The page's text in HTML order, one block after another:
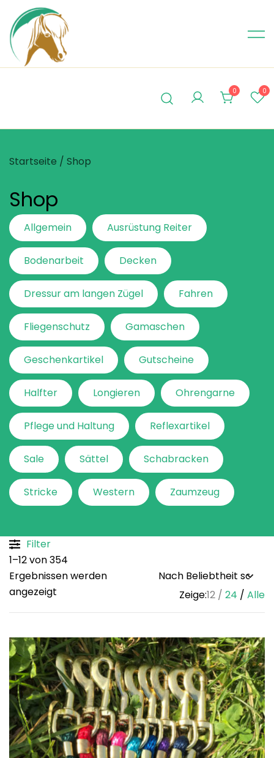
content
0 0
Startseite / Shop
Shop
Allgemein Ausrüstung Reiter
Bodenarbeit Decken
Dressur am langen Zügel Fahren
Fliegenschutz Gamaschen
Geschenkartikel Gutscheine
Halfter Longieren Ohrengarne
Pflege und Haltung Reflexartikel
Sale Sättel Schabracken
Stricke Western Zaumzeug
Filter
1–12 von 354
Ergebnissen werden
angezeigt
Zeige:12 24 Alle